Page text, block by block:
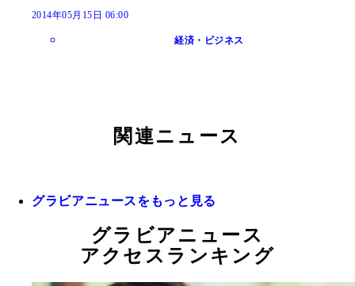
2014年05月15日 06:00
経済・ビジネス
関連ニュース
グラビアニュースをもっと見る
グラビアニュース
アクセスランキング